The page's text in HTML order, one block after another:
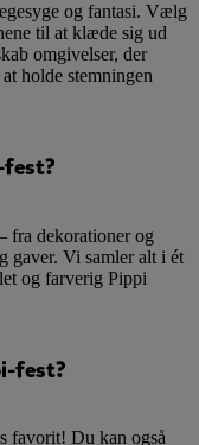
og fantasi. Vælg
til at klæde sig ud
omgivelser, der
holde stemningen
fest?
fra dekorationer og
gaver. Vi samler alt i ét
og farverig Pippi
fest?
favorit! Du kan også